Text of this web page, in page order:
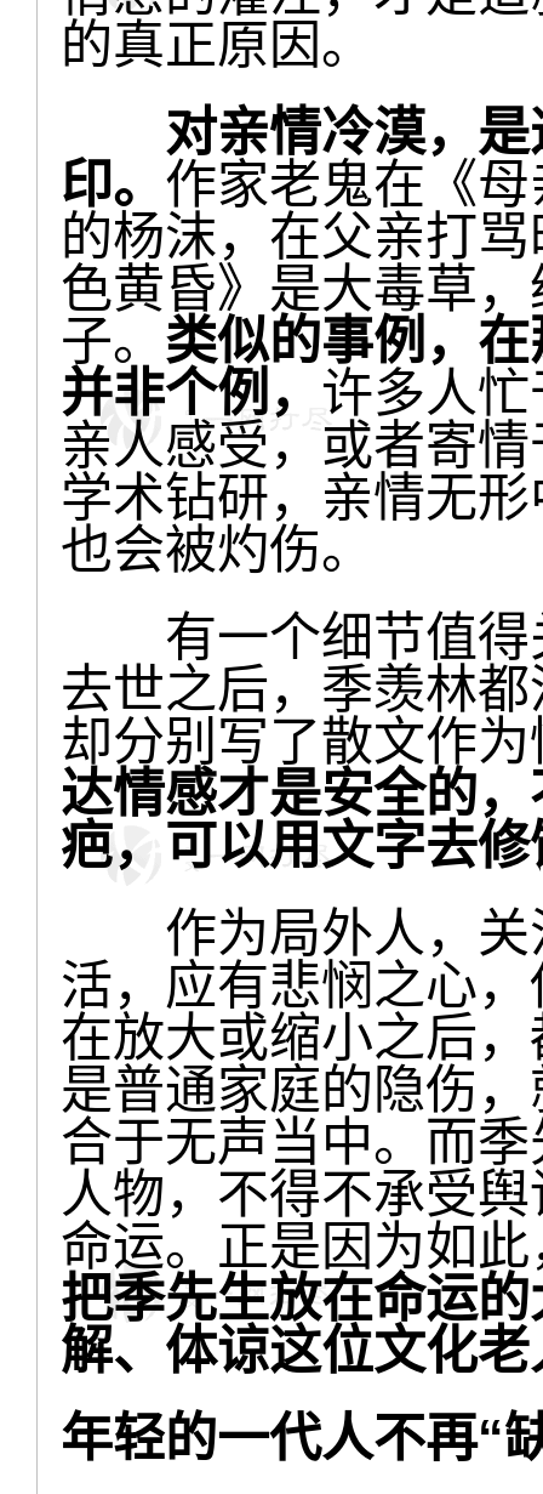
的真正原因。
对亲情冷漠，
印。 作家老鬼在《
的杨沫，在父亲打
色黄昏》是大毒草
子。 类似的事例，
并非个例， 许多人
亲人感受，或者寄
学术钻研，亲情无
也会被灼伤。
有一个细节值得
去世之后，季羡林
却分别写了散文作
达情感才是安全的
疤，可以用文字去
作为局外人，关
活，应有悲悯之心
在放大或缩小之后
是普通家庭的隐伤
合于无声当中。而
人物，不得不承受
命运。正是因为如
把季先生放在命运
解、体谅这位文化
年轻的一代人不再“